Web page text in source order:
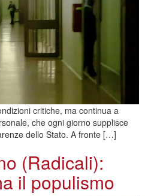
critiche, ma continua a
che ogni giorno supplisce
dello Stato. A fronte […]
(Radicali):
il populismo